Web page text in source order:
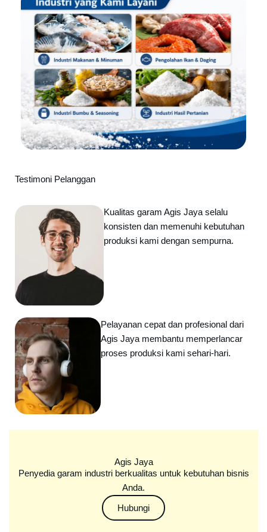
Testimoni Pelanggan
Kualitas garam Agis Jaya selalu
konsisten dan memenuhi kebutuhan
produksi kami dengan sempurna.
Pelayanan cepat dan profesional dari
Agis Jaya membantu memperlancar
proses produksi kami sehari-hari.
Agis Jaya
Penyedia garam industri berkualitas untuk kebutuhan bisnis
Anda.
Hubungi